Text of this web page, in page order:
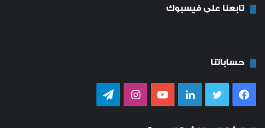
تابعنا على فيسبوك
حساباتنا
فيسبوكتويتر لينكدإنيوتيوبانستقرامتيلقرام